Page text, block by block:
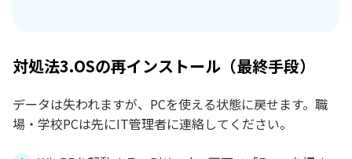
対処法3.OSの再インストール（最終手段）
データは失われますが、PCを使える状態に戻せます。職
場・学校PCは先にIT管理者に連絡してください。